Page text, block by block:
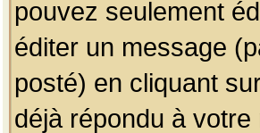
pouvez seulement
éditer un message
posté) en cliquant
déjà répondu à